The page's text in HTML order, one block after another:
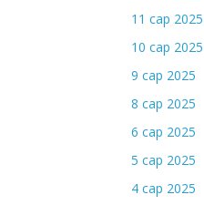
11 сар 2025
10 сар 2025
9 сар 2025
8 сар 2025
6 сар 2025
5 сар 2025
4 сар 2025